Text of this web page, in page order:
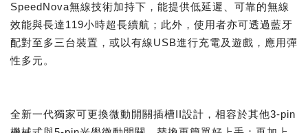
SpeedNova無線技術加持下，能提供低延遲、可靠的無線
效能與長達119小時超長續航；此外，使用者亦可透過藍牙
配對至多三台裝置，或以有線USB進行充電及遊戲，應用彈
性多元。
全新一代獨家可更換微動開關插槽II設計，相容於其他3-pin